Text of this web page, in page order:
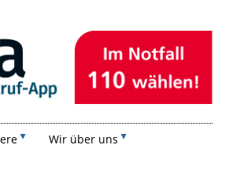
Wir über uns